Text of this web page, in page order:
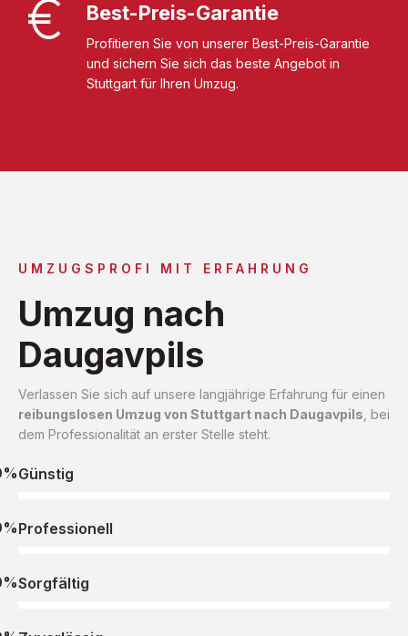
Best-Preis-Garantie
Profitieren Sie von unserer Best-Preis-Garantie
und sichern Sie sich das beste Angebot in
Stuttgart für Ihren Umzug.
UMZUGSPROFI MIT ERFAHRUNG
Umzug nach
Daugavpils
Verlassen Sie sich auf unsere langjährige Erfahrung für einen
reibungslosen Umzug von Stuttgart nach Daugavpils , bei
dem Professionalität an erster Stelle steht.
Günstig
Professionell
Sorgfältig